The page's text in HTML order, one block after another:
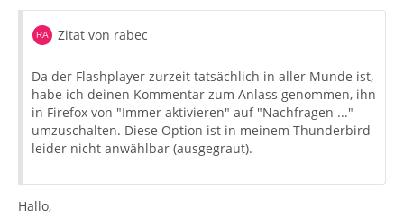
Zitat von rabec
Da der Flashplayer zurzeit tatsächlich in aller Munde ist,
habe ich deinen Kommentar zum Anlass genommen, ihn
in Firefox von "Immer aktivieren" auf "Nachfragen ..."
umzuschalten. Diese Option ist in meinem Thunderbird
leider nicht anwählbar (ausgegraut).
Hallo,